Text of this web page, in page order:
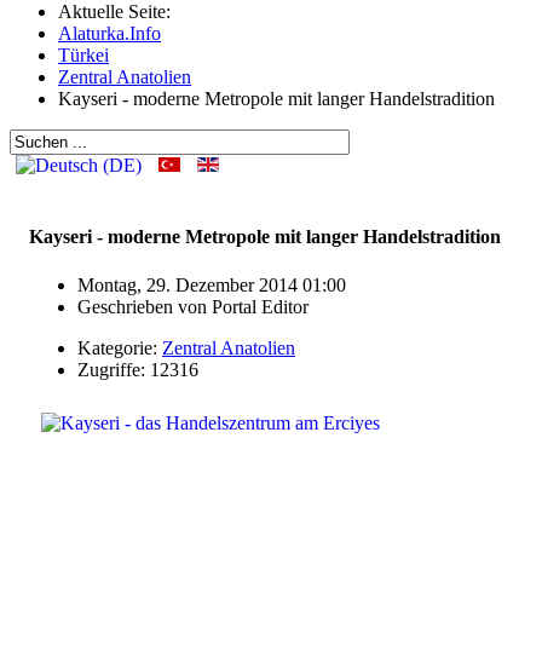
Aktuelle Seite:
Alaturka.Info
Türkei
Zentral Anatolien
Kayseri - moderne Metropole mit langer Handelstradition
Kayseri - moderne Metropole mit langer Handelstradition
Montag, 29. Dezember 2014 01:00
Geschrieben von Portal Editor
Kategorie: Zentral Anatolien
Zugriffe: 12316